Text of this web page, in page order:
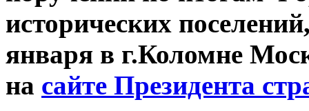
исторических
января в г.Коломне
на сайте Президента